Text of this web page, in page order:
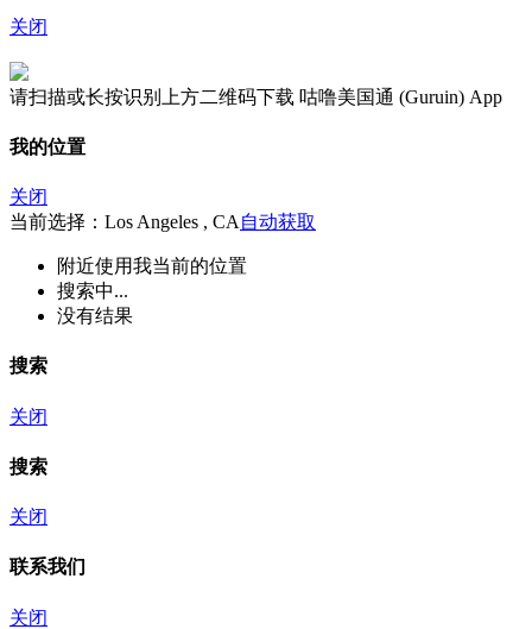
关闭
请扫描或长按识别上方二维码下载 咕噜美国通 (Guruin) App
我的位置
关闭
当前选择：Los Angeles , CA 自动获取
附近使用我当前的位置
搜索中...
没有结果
搜索
关闭
搜索
关闭
联系我们
关闭